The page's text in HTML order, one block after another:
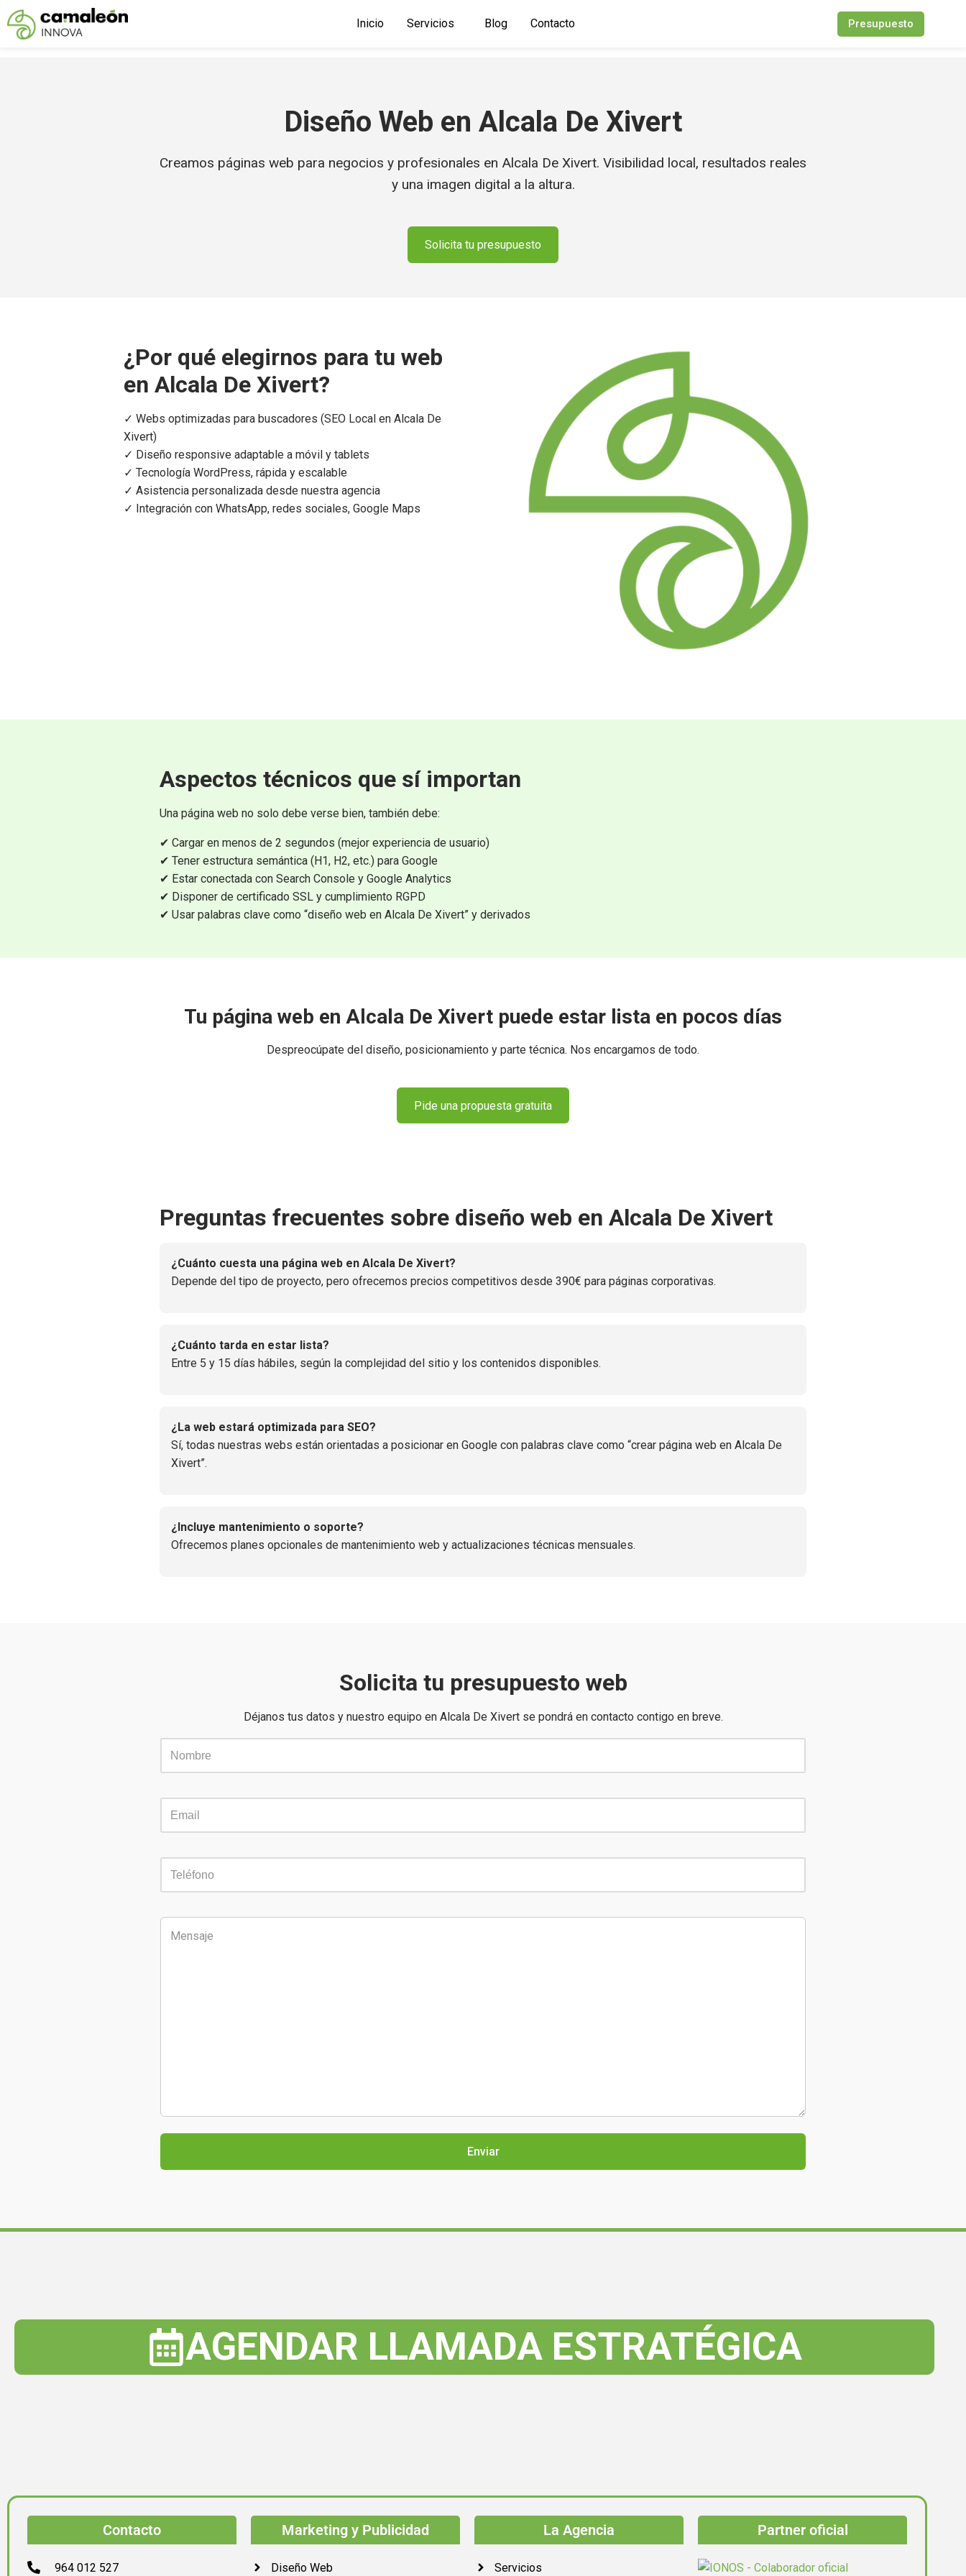
Saltar
Inicio Servicios Blog Contacto Presupuesto
Diseño Web en Alcala De Xivert
Creamos páginas web para negocios y profesionales en Alcala De Xivert. Visibilidad local, resultados reales
y una imagen digital a la altura.
Solicita tu presupuesto
¿Por qué elegirnos para tu web
en Alcala De Xivert?
✓ Webs optimizadas para buscadores (SEO Local en Alcala De
Xivert)
✓ Diseño responsive adaptable a móvil y tablets
✓ Tecnología WordPress, rápida y escalable
✓ Asistencia personalizada desde nuestra agencia
✓ Integración con WhatsApp, redes sociales, Google Maps
Aspectos técnicos que sí importan
Una página web no solo debe verse bien, también debe:
✔ Cargar en menos de 2 segundos (mejor experiencia de usuario)
✔ Tener estructura semántica (H1, H2, etc.) para Google
✔ Estar conectada con Search Console y Google Analytics
✔ Disponer de certificado SSL y cumplimiento RGPD
✔ Usar palabras clave como “diseño web en Alcala De Xivert” y derivados
Tu página web en Alcala De Xivert puede estar lista en pocos días
Despreocúpate del diseño, posicionamiento y parte técnica. Nos encargamos de todo.
Pide una propuesta gratuita
Preguntas frecuentes sobre diseño web en Alcala De Xivert
¿Cuánto cuesta una página web en Alcala De Xivert?
Depende del tipo de proyecto, pero ofrecemos precios competitivos desde 390€ para páginas corporativas.
¿Cuánto tarda en estar lista?
Entre 5 y 15 días hábiles, según la complejidad del sitio y los contenidos disponibles.
¿La web estará optimizada para SEO?
Sí, todas nuestras webs están orientadas a posicionar en Google con palabras clave como “crear página web en Alcala De
Xivert”.
¿Incluye mantenimiento o soporte?
Ofrecemos planes opcionales de mantenimiento web y actualizaciones técnicas mensuales.
Solicita tu presupuesto web
Déjanos tus datos y nuestro equipo en Alcala De Xivert se pondrá en contacto contigo en breve.
AGENDAR LLAMADA ESTRATÉGICA
Contacto
964 012 527
Marketing y Publicidad
Diseño Web
La Agencia
Servicios
Partner oficial